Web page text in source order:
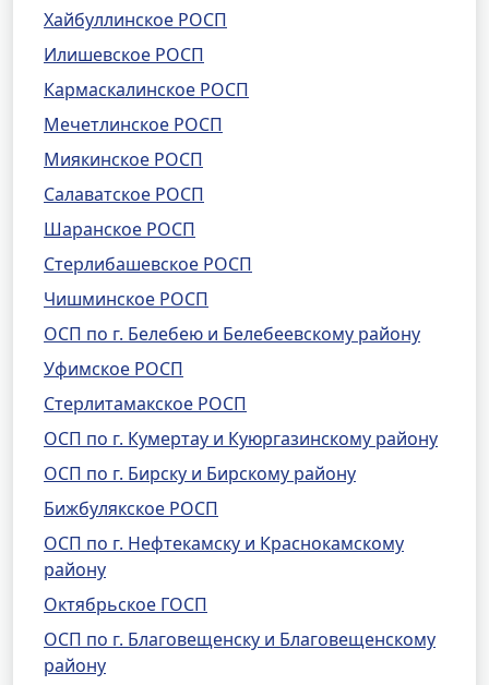
Хайбуллинское РОСП
Илишевское РОСП
Кармаскалинское РОСП
Мечетлинское РОСП
Миякинское РОСП
Салаватское РОСП
Шаранское РОСП
Стерлибашевское РОСП
Чишминское РОСП
ОСП по г. Белебею и Белебеевскому району
Уфимское РОСП
Стерлитамакское РОСП
ОСП по г. Кумертау и Куюргазинскому району
ОСП по г. Бирску и Бирскому району
Бижбулякское РОСП
ОСП по г. Нефтекамску и Краснокамскому
району
Октябрьское ГОСП
ОСП по г. Благовещенску и Благовещенскому
району